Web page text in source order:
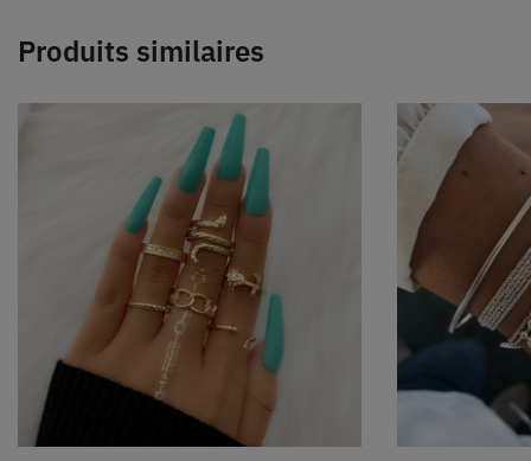
Produits similaires